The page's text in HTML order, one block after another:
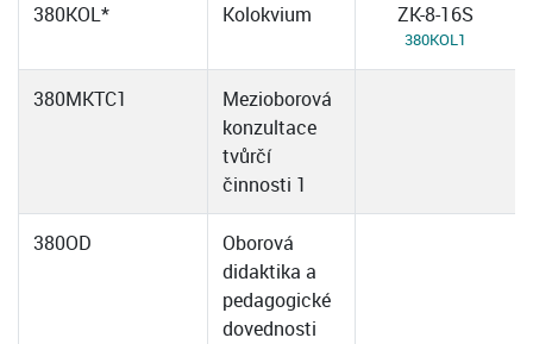
380KOL* Kolokvium ZK-8-16S
380KOL1
380MKTC1
Mezioborová
konzultace
tvůrčí
činnosti 1
380OD
Oborová
didaktika a
pedagogické
dovednosti